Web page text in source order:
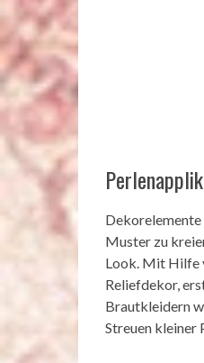
Muster zu
Look. Mit Hilfe
Reliefdekor,
Brautkleidern
Streuen kleiner